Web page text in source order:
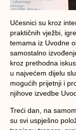
Učesnici su kroz
praktičnih vježbi,
temama iz Uvodne
samostalno
kroz prethodna
u najvećem dijelu
mogućih prijetnji i
njihove izvedbe
Treći dan, na
su svi uspješno